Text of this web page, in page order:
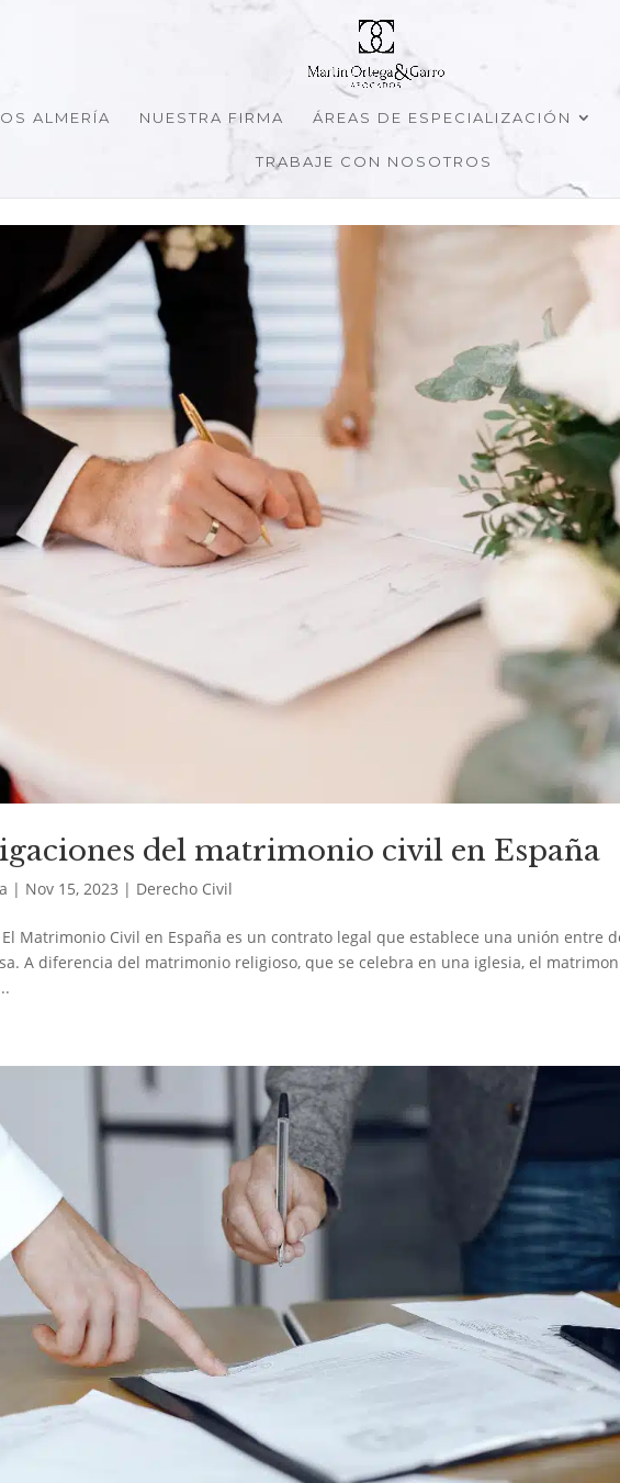
ALMERÍA NUESTRA FIRMA ÁREAS DE ESPECIALIZACIÓN
TRABAJE CON NOSOTROS
del matrimonio civil en España
| Nov 15, 2023 | Derecho Civil
Matrimonio Civil en España es un contrato legal que establece una unión entre
A diferencia del matrimonio religioso, que se celebra en una iglesia, el